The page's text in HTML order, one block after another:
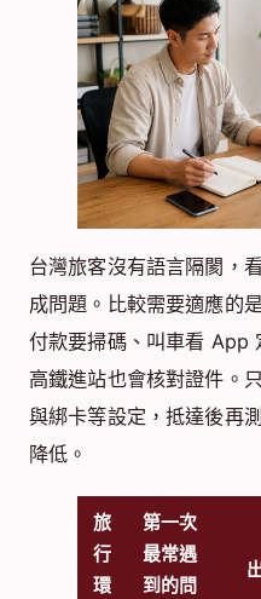
台灣旅客沒有語言隔閡，
成問題。比較需要適應的
付款要掃碼、叫車看 App
高鐵進站也會核對證件。
與綁卡等設定，抵達後再
降低。
旅
行
環
第一次
最常遇
到的問